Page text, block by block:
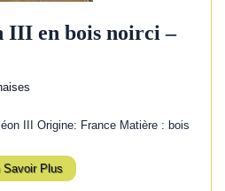
III en bois noirci –
III Origine: France Matière : bois
Savoir Plus